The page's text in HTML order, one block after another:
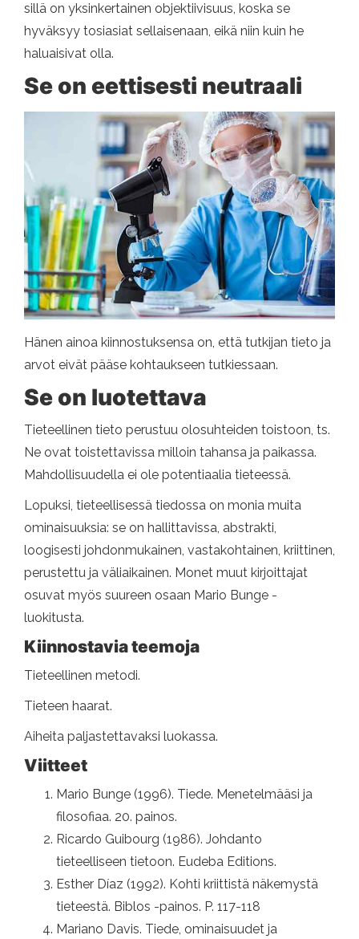
sillä on yksinkertainen objektiivisuus, koska se
hyväksyy tosiasiat sellaisenaan, eikä niin kuin he
haluaisivat olla.
Se on eettisesti neutraali
Hänen ainoa kiinnostuksensa on, että tutkijan tieto ja
arvot eivät pääse kohtaukseen tutkiessaan.
Se on luotettava
Tieteellinen tieto perustuu olosuhteiden toistoon, ts.
Ne ovat toistettavissa milloin tahansa ja paikassa.
Mahdollisuudella ei ole potentiaalia tieteessä.
Lopuksi, tieteellisessä tiedossa on monia muita
ominaisuuksia: se on hallittavissa, abstrakti,
loogisesti johdonmukainen, vastakohtainen, kriittinen,
perustettu ja väliaikainen. Monet muut kirjoittajat
osuvat myös suureen osaan Mario Bunge -
luokitusta.
Kiinnostavia teemoja
Tieteellinen metodi.
Tieteen haarat.
Aiheita paljastettavaksi luokassa.
Viitteet
Mario Bunge (1996). Tiede. Menetelmääsi ja
filosofiaa. 20. painos.
Ricardo Guibourg (1986). Johdanto
tieteelliseen tietoon. Eudeba Editions.
Esther Díaz (1992). Kohti kriittistä näkemystä
tieteestä. Biblos -painos. P. 117-118
Mariano Davis. Tiede, ominaisuudet ja